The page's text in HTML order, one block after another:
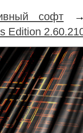
софт
Edition